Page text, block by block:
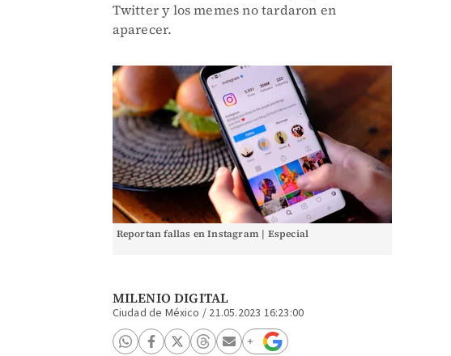
Twitter y los memes no tardaron en
aparecer.
Reportan fallas en Instagram | Especial
MILENIO DIGITAL
Ciudad de México / 21.05.2023 16:23:00